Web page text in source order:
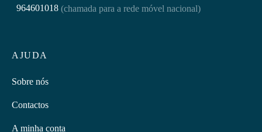
AJUDA
Sobre nós
Contactos
A minha conta
964601018 (chamada para a rede móvel nacional)